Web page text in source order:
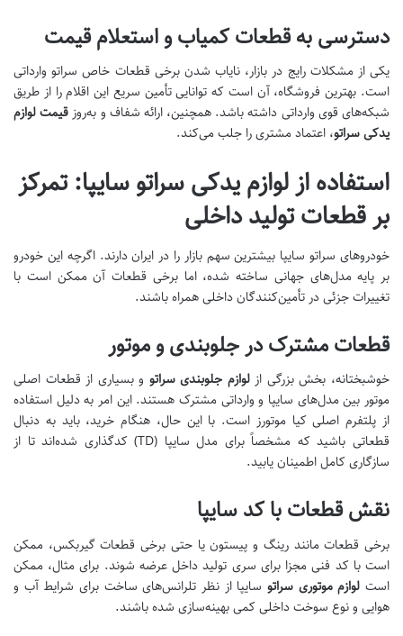
دسترسی به قطعات کمیاب و استعلام قیمت
یکی از مشکلات رایج در بازار، نایاب شدن برخی قطعات خاص سراتو وارداتی
است. بهترین فروشگاه، آن است که توانایی تأمین سریع این اقلام را از طریق
شبکه‌های قوی وارداتی داشته باشد. همچنین، ارائه شفاف و به‌روز قیمت لوازم
یدکی سراتو، اعتماد مشتری را جلب می‌کند.
استفاده از لوازم یدکی سراتو سایپا: تمرکز
بر قطعات تولید داخلی
خودروهای سراتو سایپا بیشترین سهم بازار را در ایران دارند. اگرچه این خودرو
بر پایه مدل‌های جهانی ساخته شده، اما برخی قطعات آن ممکن است با
تغییرات جزئی در تأمین‌کنندگان داخلی همراه باشند.
قطعات مشترک در جلوبندی و موتور
خوشبختانه، بخش بزرگی ازلوازم جلوبندی سراتو و بسیاری از قطعات اصلی
موتور بین مدل‌های سایپا و وارداتی مشترک هستند. این امر به دلیل استفاده
از پلتفرم اصلی کیا موتورز است. با این حال، هنگام خرید، باید به دنبال
قطعاتی باشید که مشخصاً برای مدل سایپا (TD) کدگذاری شده‌اند تا از
سازگاری کامل اطمینان یابید.
نقش قطعات با کد سایپا
برخی قطعات مانند رینگ و پیستون یا حتی برخی قطعات گیربکس، ممکن
است با کد فنی مجزا برای سری تولید داخل عرضه شوند. برای مثال، ممکن
است لوازم موتوری سراتو سایپا از نظر تلرانس‌های ساخت برای شرایط آب و
هوایی و نوع سوخت داخلی کمی بهینه‌سازی شده باشند.